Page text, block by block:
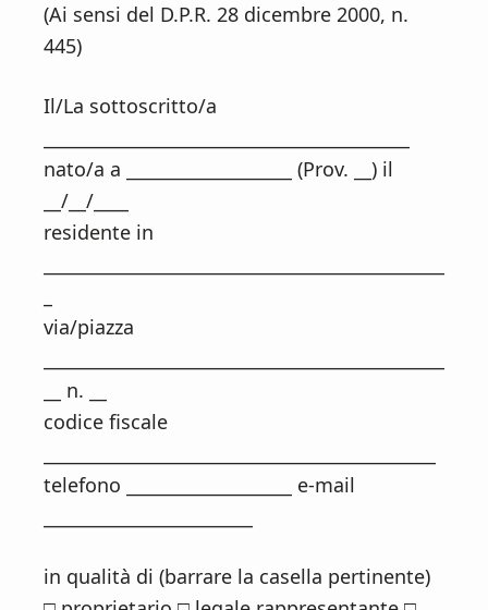
(Ai sensi del D.P.R. 28 dicembre 2000, n.
445)
Il/La sottoscritto/a
nato/a a ___________________ (Prov. __) il
__/__/____
residente in
via/piazza
__ n. __
codice fiscale
telefono ___________________ e-mail
in qualità di (barrare la casella pertinente)